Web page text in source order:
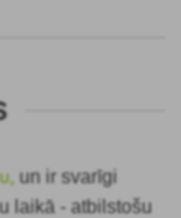
un ir svarīgi
laikā - atbilstošu